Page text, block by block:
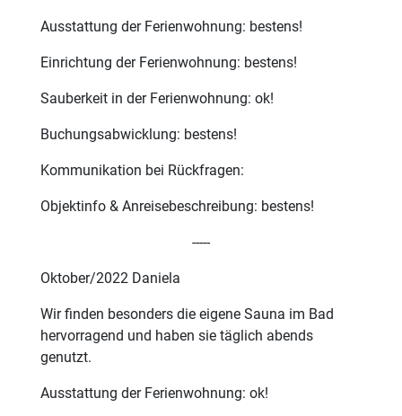
Ausstattung der Ferienwohnung: bestens!
Einrichtung der Ferienwohnung: bestens!
Sauberkeit in der Ferienwohnung: ok!
Buchungsabwicklung: bestens!
Kommunikation bei Rückfragen:
Objektinfo & Anreisebeschreibung: bestens!
-----
Oktober/2022 Daniela
Wir finden besonders die eigene Sauna im Bad
hervorragend und haben sie täglich abends
genutzt.
Ausstattung der Ferienwohnung: ok!